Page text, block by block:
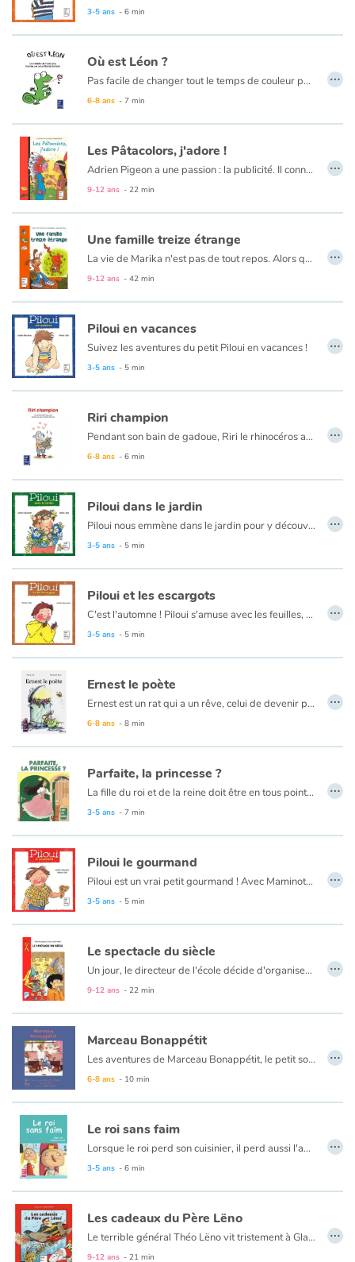
3-5 ans - 6 min
Où est Léon ?
Pas facile de changer tout le temps de couleur pour se camoufler. Rouge, vert, bleu, Léon le caméléon voudrait simplement un gâteau au chocolat, mais comment faire quand on est de la même couleur que la boulangerie et que personne ne vous voit...
6-8 ans - 7 min
…
Les Pâtacolors, j'adore !
Adrien Pigeon a une passion : la publicité. Il connait toutes les publicités par cœur et rêve de jouer à la télévision. Un jour, sa camarade de classe Juliette lui dit qu'il y aura un casting pour la publicité des Pâtacolors, l'entreprise de son père : l'occasion rêvée pour Adrien de tourner enfin dans une publicité !
9-12 ans - 22 min
…
Une famille treize étrange
La vie de Marika n'est pas de tout repos. Alors qu'elle prononce une formule magique pour se débarrasser de sa grand-mère, la voilà transformée en vieille mémé ! Cette mauvaise expérience la propulse dans un monde bien bizarre, où rôdent grenouilles, chats et méchants sorciers...
9-12 ans - 42 min
…
Piloui en vacances
Suivez les aventures du petit Piloui en vacances !
3-5 ans - 5 min
…
Riri champion
Pendant son bain de gadoue, Riri le rhinocéros aperçoit une belle gazelle. Comment faire pour la séduire ? Avec l'aide de ses amis et son imagination, Riri tente le tout pour le tout.
6-8 ans - 6 min
…
Piloui dans le jardin
Piloui nous emmène dans le jardin pour y découvrir tant de belles choses avec son amie Plume, mais aussi sa Maman et sa Maminote.
3-5 ans - 5 min
…
Piloui et les escargots
C'est l'automne ! Piloui s'amuse avec les feuilles, découvre les petites bêtes qui peuplent son jardin, sous l'œil avisé de son papa.
3-5 ans - 5 min
…
Ernest le poète
Ernest est un rat qui a un rêve, celui de devenir poète...
6-8 ans - 8 min
…
Parfaite, la princesse ?
La fille du roi et de la reine doit être en tous points parfaite, mais la princesse Parfaite n'est pas de cet avis !
3-5 ans - 7 min
…
Piloui le gourmand
Piloui est un vrai petit gourmand ! Avec Maminote et ses parents, il part de découvertes en découvertes culinaires... Miam, miam !
3-5 ans - 5 min
…
Le spectacle du siècle
Un jour, le directeur de l'école décide d'organiser un grand spectacle et c'est la classe de Caroline qui s'y colle. Les élèves sont fous de joie ! Mais il faut faire vite et trouver une idée originale n'est pas chose facile... Finalement, ils décident de jouer une pièce de théâtre avec des princes, des princesses et... un samouraï !
9-12 ans - 22 min
…
Marceau Bonappétit
Les aventures de Marceau Bonappétit, le petit souriceau, vont nous permettre de retrouver quelques grands thèmes pour apprendre à bien manger. Les parents de Marceau ayant dû s’absenter, Marceau est invité chez cinq amis pendant le week-end. Dans chacune de ces familles, il découvre des excès au moment des repas, ce qui entraîne une série d’incidents.
6-8 ans - 10 min
…
Le roi sans faim
Lorsque le roi perd son cuisinier, il perd aussi l'appétit... La reine ne sait plus quoi faire, mais l'assistante du cuisinier va trouver la solution !
3-5 ans - 6 min
…
Les cadeaux du Père Lëno
Le terrible général Théo Lëno vit tristement à Glauquecité. Il ne supporte plus le succès de son cousin le Père Noël à qui tout réussit. Justement, Noël approche. C'est l'occasion rêvée pour Théo de mettre en oeuvre son plan diabolique...
9-12 ans - 21 min
…